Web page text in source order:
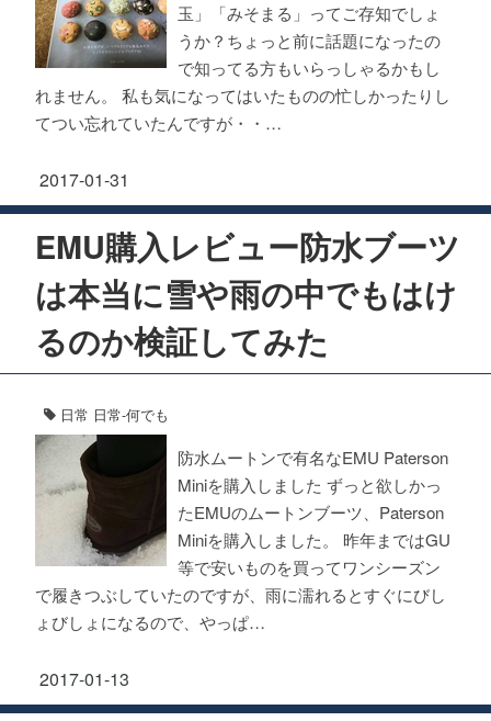
玉」「みそまる」ってご存知でしょ
うか？ちょっと前に話題になったの
で知ってる方もいらっしゃるかもし
れません。 私も気になってはいたものの忙しかったりし
てつい忘れていたんですが・・…
2017-01-31
EMU購入レビュー防水ブーツ
は本当に雪や雨の中でもはけ
るのか検証してみた
日常 日常-何でも
防水ムートンで有名なEMU Paterson
Miniを購入しました ずっと欲しかっ
たEMUのムートンブーツ、Paterson
Miniを購入しました。 昨年まではGU
等で安いものを買ってワンシーズン
で履きつぶしていたのですが、雨に濡れるとすぐにびし
ょびしょになるので、やっぱ…
2017-01-13